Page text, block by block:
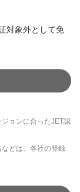
対象外として免
ョンに合ったJET認
どは、各社の登録